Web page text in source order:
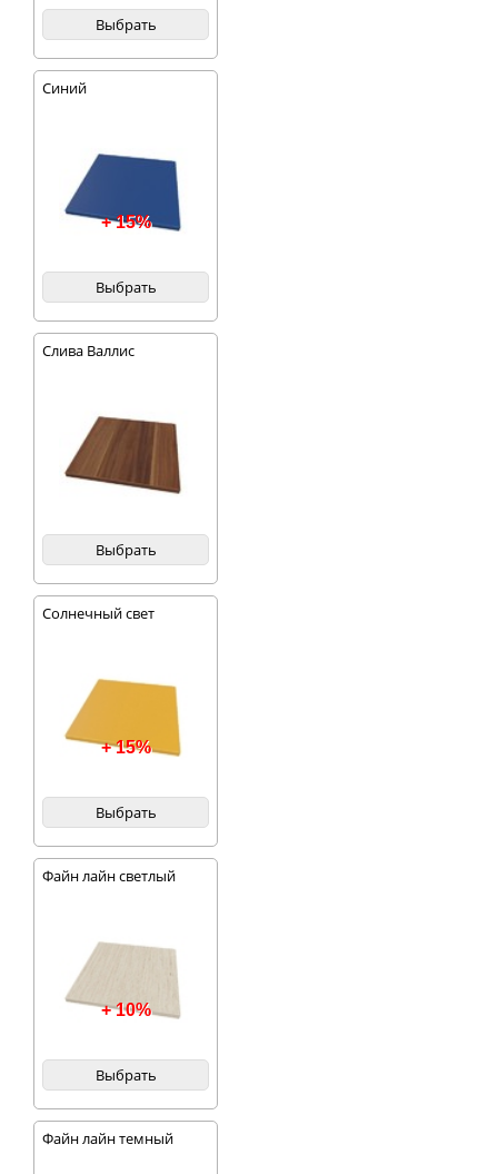
Выбрать
Синий
+ 15%
Выбрать
Слива Валлис
Выбрать
Солнечный свет
+ 15%
Выбрать
Файн лайн светлый
+ 10%
Выбрать
Файн лайн темный